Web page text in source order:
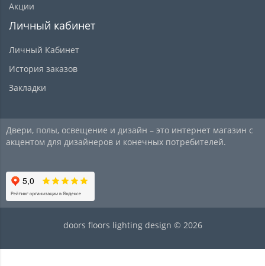
Акции
Личный кабинет
Личный Кабинет
История заказов
Закладки
Двери, полы, освещение и дизайн – это интернет магазин с
акцентом для дизайнеров и конечных потребителей.
doors floors lighting design © 2026